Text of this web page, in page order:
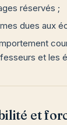
réservés ;
dues aux
et les
et